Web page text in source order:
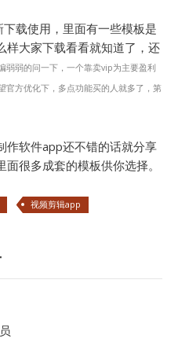
载使用，里面有一些模板是
样大家下载看看就知道了，还
弱弱的问一下，一个靠卖vip为主要盈利
官方优化下，多点功能买的人就多了，第
作软件app还不错的话就分享
很多成套的模板供你选择。
视频剪辑app